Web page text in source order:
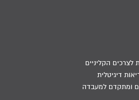
לצרכים הקליניים
דיגיטלית